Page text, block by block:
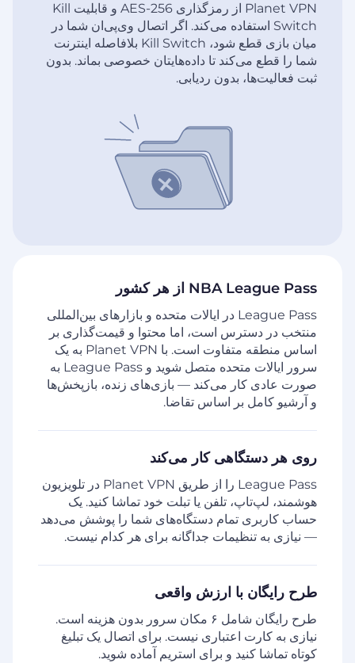
NBA League Pass از هر کشور
League Pass در ایالات متحده و بازارهای بین‌المللی
منتخب در دسترس است، اما محتوا و قیمت‌گذاری بر
اساس منطقه متفاوت است. با Planet VPN به یک
سرور ایالات متحده متصل شوید و League Pass به
صورت عادی کار می‌کند — بازی‌های زنده، بازپخش‌ها
و آرشیو کامل بر اساس تقاضا.
روی هر دستگاهی کار می‌کند
League Pass را از طریق Planet VPN در تلویزیون
هوشمند، لپ‌تاپ، تلفن یا تبلت خود تماشا کنید. یک
حساب کاربری تمام دستگاه‌های شما را پوشش می‌دهد
— نیازی به تنظیمات جداگانه برای هر کدام نیست.
طرح رایگان با ارزش واقعی
طرح رایگان شامل ۶ مکان سرور بدون هزینه است.
نیازی به کارت اعتباری نیست. برای اتصال یک تبلیغ
کوتاه تماشا کنید و برای استریم آماده شوید.
Planet VPN از رمزگذاری AES-256 و قابلیت Kill
Switch استفاده می‌کند. اگر اتصال وی‌پی‌ان شما در
میان بازی قطع شود، Kill Switch بلافاصله اینترنت
شما را قطع می‌کند تا داده‌هایتان خصوصی بماند. بدون
ثبت فعالیت‌ها، بدون ردیابی.